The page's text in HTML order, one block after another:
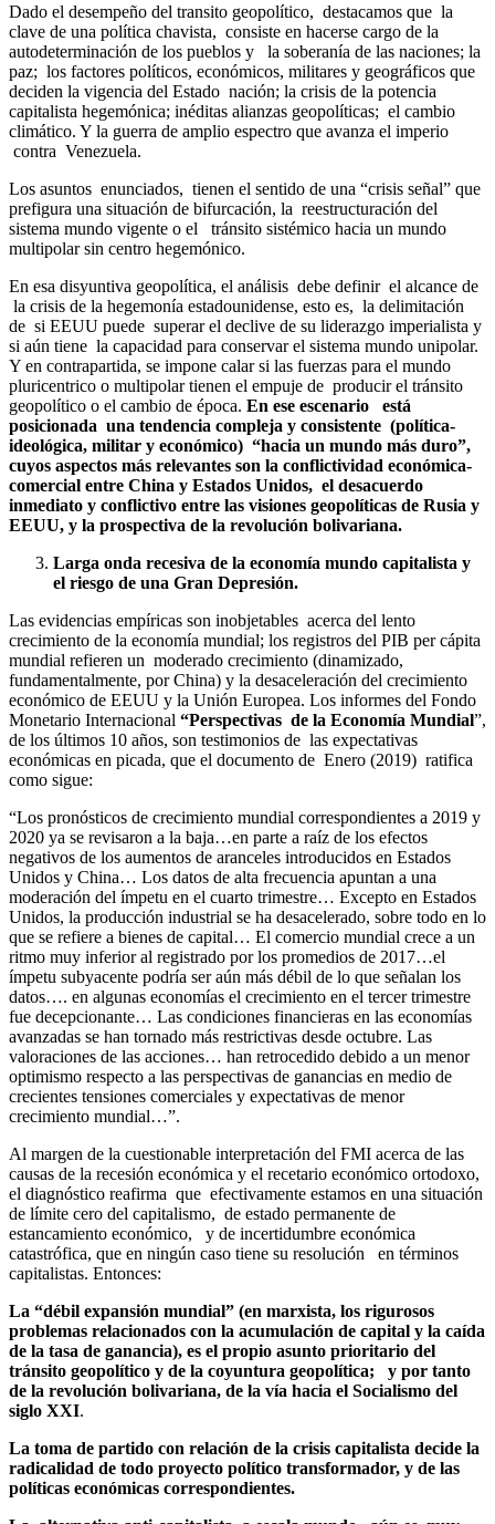
Dado el desempeño del transito geopolítico, destacamos que la
clave de una política chavista, consiste en hacerse cargo de la
autodeterminación de los pueblos y la soberanía de las naciones; la
paz; los factores políticos, económicos, militares y geográficos que
deciden la vigencia del Estado nación; la crisis de la potencia
capitalista hegemónica; inéditas alianzas geopolíticas; el cambio
climático. Y la guerra de amplio espectro que avanza el imperio
contra Venezuela.
Los asuntos enunciados, tienen el sentido de una “crisis señal” que
prefigura una situación de bifurcación, la reestructuración del
sistema mundo vigente o el tránsito sistémico hacia un mundo
multipolar sin centro hegemónico.
En esa disyuntiva geopolítica, el análisis debe definir el alcance de
la crisis de la hegemonía estadounidense, esto es, la delimitación
de si EEUU puede superar el declive de su liderazgo imperialista y
si aún tiene la capacidad para conservar el sistema mundo unipolar.
Y en contrapartida, se impone calar si las fuerzas para el mundo
pluricentrico o multipolar tienen el empuje de producir el tránsito
geopolítico o el cambio de época. En ese escenario está
posicionada una tendencia compleja y consistente (política-
ideológica, militar y económico) “hacia un mundo más duro”,
cuyos aspectos más relevantes son la conflictividad económica-
comercial entre China y Estados Unidos, el desacuerdo
inmediato y conflictivo entre las visiones geopolíticas de Rusia y
EEUU, y la prospectiva de la revolución bolivariana.
Larga onda recesiva de la economía mundo capitalista y
el riesgo de una Gran Depresión.
Las evidencias empíricas son inobjetables acerca del lento
crecimiento de la economía mundial; los registros del PIB per cápita
mundial refieren un moderado crecimiento (dinamizado,
fundamentalmente, por China) y la desaceleración del crecimiento
económico de EEUU y la Unión Europea. Los informes del Fondo
Monetario Internacional “Perspectivas de la Economía Mundial”,
de los últimos 10 años, son testimonios de las expectativas
económicas en picada, que el documento de Enero (2019) ratifica
como sigue:
“Los pronósticos de crecimiento mundial correspondientes a 2019 y
2020 ya se revisaron a la baja…en parte a raíz de los efectos
negativos de los aumentos de aranceles introducidos en Estados
Unidos y China… Los datos de alta frecuencia apuntan a una
moderación del ímpetu en el cuarto trimestre… Excepto en Estados
Unidos, la producción industrial se ha desacelerado, sobre todo en lo
que se refiere a bienes de capital… El comercio mundial crece a un
ritmo muy inferior al registrado por los promedios de 2017…el
ímpetu subyacente podría ser aún más débil de lo que señalan los
datos…. en algunas economías el crecimiento en el tercer trimestre
fue decepcionante… Las condiciones financieras en las economías
avanzadas se han tornado más restrictivas desde octubre. Las
valoraciones de las acciones… han retrocedido debido a un menor
optimismo respecto a las perspectivas de ganancias en medio de
crecientes tensiones comerciales y expectativas de menor
crecimiento mundial…”.
Al margen de la cuestionable interpretación del FMI acerca de las
causas de la recesión económica y el recetario económico ortodoxo,
el diagnóstico reafirma que efectivamente estamos en una situación
de límite cero del capitalismo, de estado permanente de
estancamiento económico, y de incertidumbre económica
catastrófica, que en ningún caso tiene su resolución en términos
capitalistas. Entonces:
La “débil expansión mundial” (en marxista, los rigurosos
problemas relacionados con la acumulación de capital y la caída
de la tasa de ganancia), es el propio asunto prioritario del
tránsito geopolítico y de la coyuntura geopolítica; y por tanto
de la revolución bolivariana, de la vía hacia el Socialismo del
siglo XXI.
La toma de partido con relación de la crisis capitalista decide la
radicalidad de todo proyecto político transformador, y de las
políticas económicas correspondientes.